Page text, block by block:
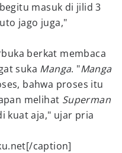
masuk di jilid 3
jago juga,"
berkat membaca
suka Manga. "Manga
bahwa proses itu
melihat Superman
kuat aja," ujar pria
caption]